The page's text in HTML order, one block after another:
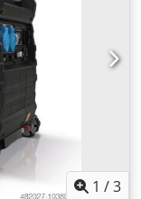
1 /3